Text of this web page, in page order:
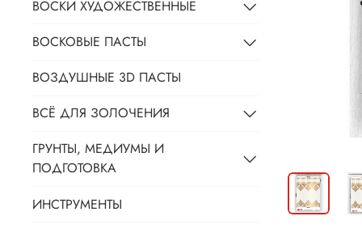
ВОСКИ ХУДОЖЕСТВЕННЫЕ
ВОСКОВЫЕ ПАСТЫ
ВОЗДУШНЫЕ 3D ПАСТЫ
ВСЁ ДЛЯ ЗОЛОЧЕНИЯ
ГРУНТЫ, МЕДИУМЫ И
ПОДГОТОВКА
ИНСТРУМЕНТЫ